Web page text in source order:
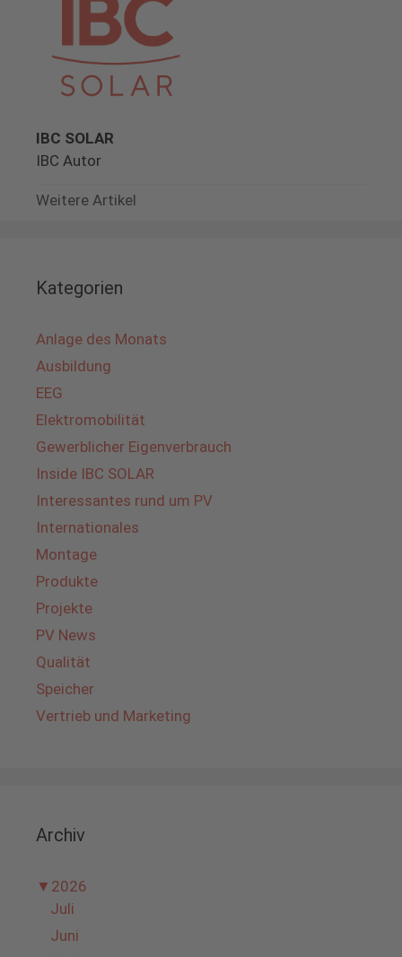
IBC SOLAR
IBC Autor
Weitere Artikel
Kategorien
Anlage des Monats
Ausbildung
EEG
Elektromobilität
Gewerblicher Eigenverbrauch
Inside IBC SOLAR
Interessantes rund um PV
Internationales
Montage
Produkte
Projekte
PV News
Qualität
Speicher
Vertrieb und Marketing
Archiv
▼ 2026
Juli
Juni